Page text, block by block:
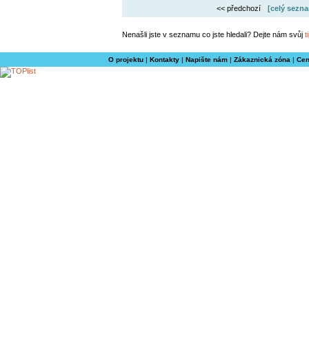
<< předchozí [celý
Nenašli jste v seznamu co jste hledali? Dejte nám svůj
O projektu| Kontakty| Napište nám| Zákaznická zóna |